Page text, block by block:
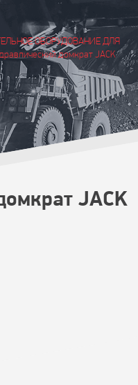
ОБОРУДОВАНИЕ ДЛЯ
домкрат JACK
JACK